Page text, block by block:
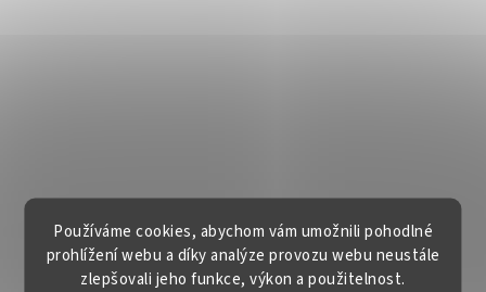
Používáme cookies, abychom vám umožnili pohodlné
prohlížení webu a díky analýze provozu webu neustále
zlepšovali jeho funkce, výkon a použitelnost.